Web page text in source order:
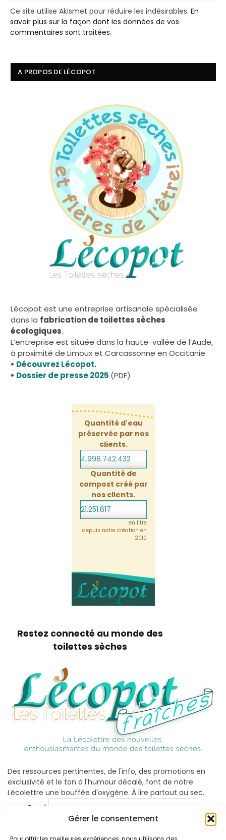
Gérer le consentement
Ce site utilise Akismet pour réduire les indésirables. En
savoir plus sur la façon dont les données de vos
commentaires sont traitées.
A PROPOS DE LÉCOPOT
Lécopot est une entreprise artisanale spécialisée
dans la fabrication de toilettes sèches
écologiques.
L’entreprise est située dans la haute-vallée de l’Aude,
à proximité de Limoux et Carcassonne en Occitanie.
• Découvrez Lécopot.
• Dossier de presse 2025 (PDF)
Quantité d'eau
préservée par nos
clients.
4.998.742.453
Quantité de
compost créé par
nos clients.
21.251.617
en litre
depuis notre création en
2010
Restez connecté au monde des
toilettes sèches
Des ressources pertinentes, de l'info, des promotions en
exclusivité et le ton à l'humour décalé, font de notre
Lécolettre une bouffée d'oxygène. À lire partout au sec.
Email